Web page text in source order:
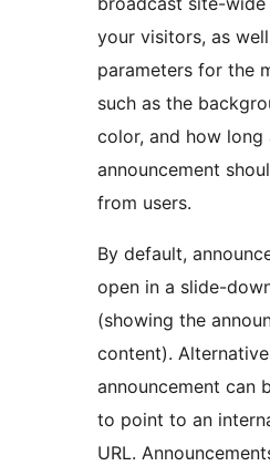
your visitors, as
parameters for the
such as the
color, and how long
announcement
from users.
By default,
open in a slide-
(showing the
content).
announcement can
to point to an
URL.